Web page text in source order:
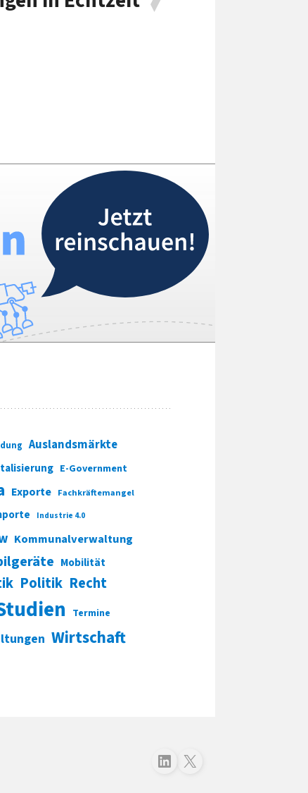
Auslandsmärkte
E-Government
Exporte Fachkräftemangel
Industrie 4.0
Kommunalverwaltung
Mobilität
Politik Recht
Termine
Wirtschaft
Folgen Sie uns auf LinkedInFolgen Sie uns auf X (Twitter)